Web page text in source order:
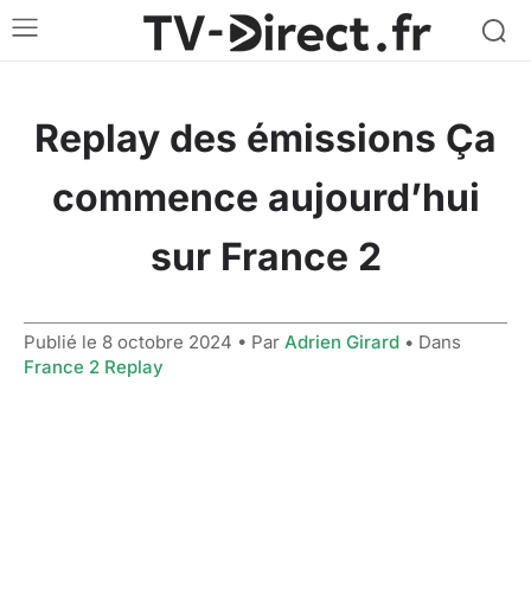
Replay des émissions Ça
commence aujourd’hui
sur France 2
Publié le 8 octobre 2024 • Par Adrien Girard • Dans
France 2 Replay